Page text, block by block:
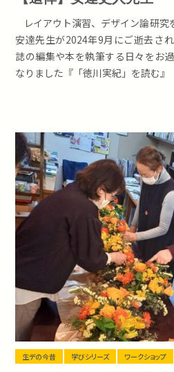
レイアウト演習、デザイン論研究をご担当してくださっていた
安達先生が2024年9月にご逝去さ
誌の編集や本を執筆する日々をお
なりました『「徳川実紀」を読む
生デの今昔 学びシリーズ ワークショップ